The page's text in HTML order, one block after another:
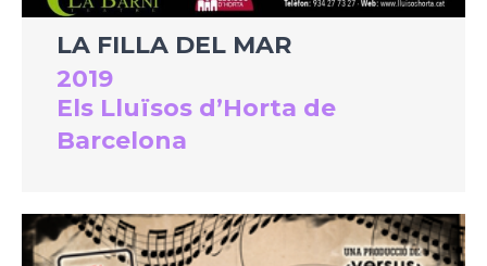
LA FILLA DEL MAR
2019
Els Lluïsos d’Horta de
Barcelona